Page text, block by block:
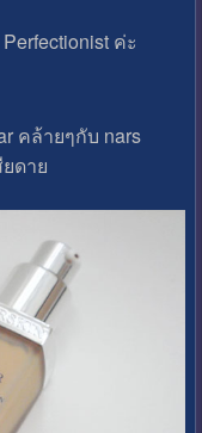
ค่ะ
คล้ายๆกับ nars
ดาย